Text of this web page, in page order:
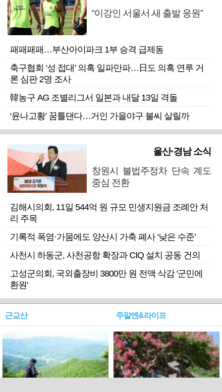
“이강인 서울서 새 출발 응원”
패패패패…부산아이파크 1부 승격 급제동
축구협회 ‘성 접대’ 의혹 일파만파…日도 의혹 연루 거
론 심판 2명 조사
韓농구 AG 조별리그서 일본과 내달 13일 격돌
‘윤나고황’ 꿈틀댄다…거인 가을야구 불씨 살릴까
울산·경남 소식
창원시 불법주정차 단속 계도
중심 전환
김해시의회, 11일 544억 원 규모 민생지원금 조례안 처
리 주목
기록적 폭염·가뭄에도 양산시 가축 폐사 ‘낮은 수준’
사천시 하동군, 사천공항 확장과 CIQ 설치 공동 건의
고성군의회, 국외출장비 3800만 원 전액 삭감 '군민에
환원'
근교산 주말엔&라이프